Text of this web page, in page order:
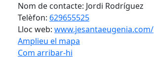
Nom de contacte: Jordi Rodríguez
Telèfon: 629655525
Lloc web: www.jesantaeugenia.com/
Amplieu el mapa
Com arribar-hi